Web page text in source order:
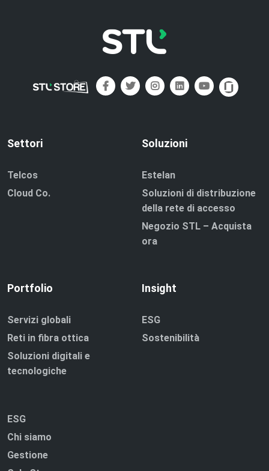
Settori
Telcos
Cloud Co.
Soluzioni
Estelan
Soluzioni di distribuzione
della rete di accesso
Negozio STL – Acquista
ora
Portfolio
Servizi globali
Reti in fibra ottica
Soluzioni digitali e
tecnologiche
Insight
ESG
Sostenibilità
ESG
Chi siamo
Gestione